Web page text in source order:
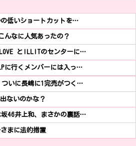
低いショートカットを…
んなに人気あったの？
とILLITのセンターに…
に行くメンバーには入っ…
いに長嶋に1完売がつく…
出ないのかな？
46井上和、まさかの裏話…
まに法的措置